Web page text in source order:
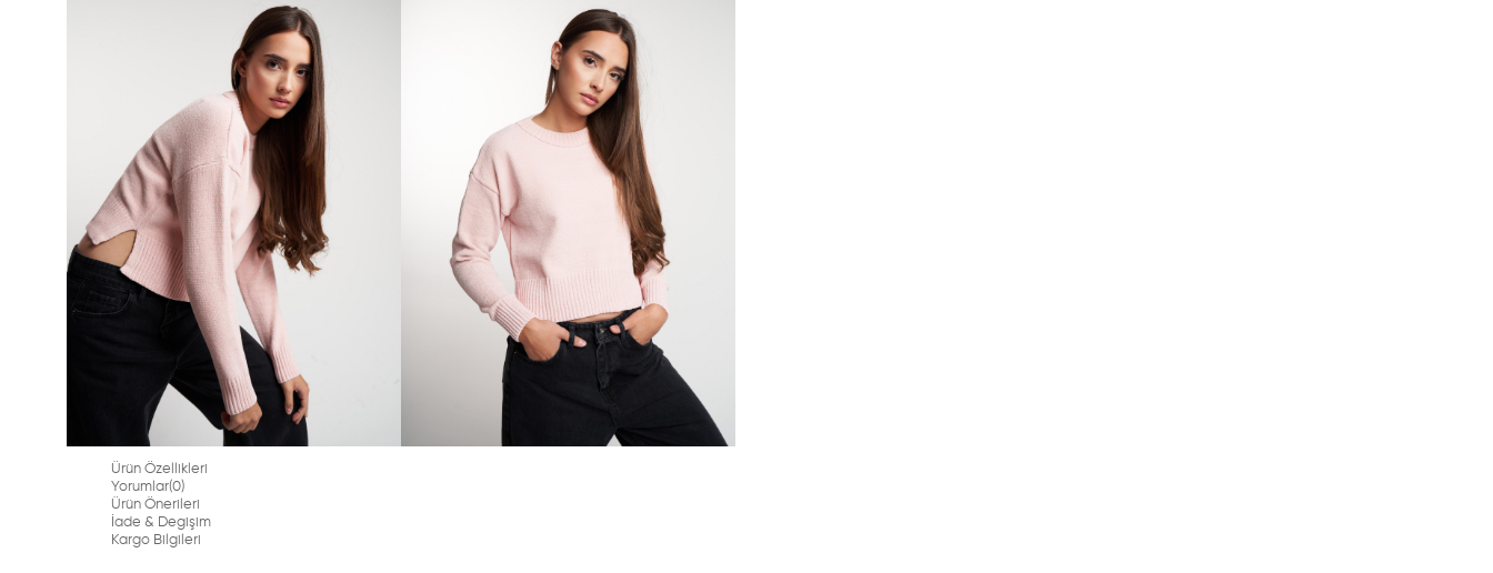
Ürün Özellikleri
Yorumlar(0)
Ürün Önerileri
İade & Degişim
Kargo Bilgileri